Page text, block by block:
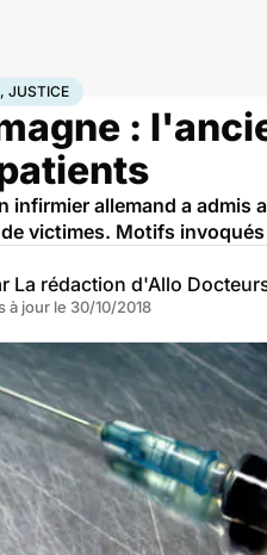
SociétéJustice
JUSTICE
:
infirmier allemand a
victimes. Motifs
La rédaction d'Allo
à jour le 30/10/2018